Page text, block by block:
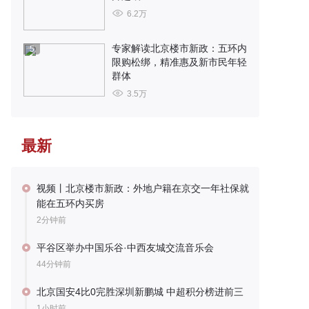
6.2万
5
专家解读北京楼市新政：五环内
限购松绑，精准惠及新市民年轻
群体
3.5万
最新
视频丨北京楼市新政：外地户籍在京交一年社保就
能在五环内买房
2分钟前
平谷区举办中国乐谷·中西友城交流音乐会
44分钟前
北京国安4比0完胜深圳新鹏城 中超积分榜进前三